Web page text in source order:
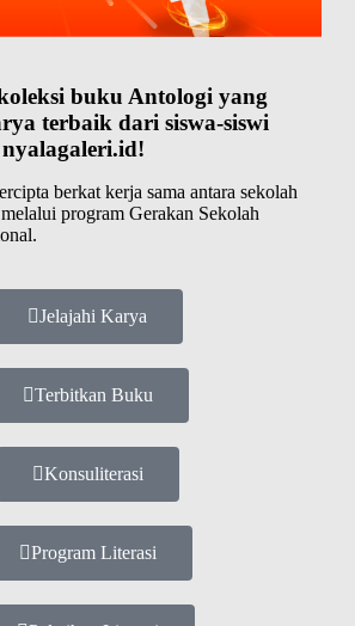
buku Antologi yang
terbaik dari siswa-siswi
nyalagaleri.id!
berkat kerja sama antara sekolah
program Gerakan Sekolah
Jelajahi Karya
Terbitkan Buku
Konsuliterasi
Program Literasi